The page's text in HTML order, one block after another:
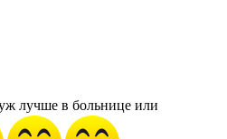
лучше в больнице или